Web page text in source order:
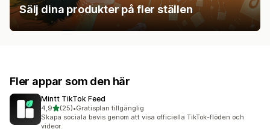
Sälj dina produkter på fler ställen
Fler appar som den här
Mintt TikTok Feed
4,9av 5 stjärnor
(25)
25 recensioner totalt
•Gratisplan tillgänglig
Skapa sociala bevis genom att visa officiella TikTok-flöden och
videor.